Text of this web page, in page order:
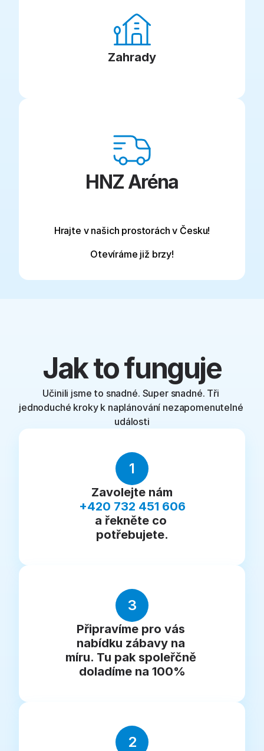
Zahrady
HNZ Aréna
Hrajte v našich prostorách v Česku!
Otevíráme již brzy!
Jak to funguje
Učinili jsme to snadné. Super snadné. Tři
jednoduché kroky k naplánování nezapomenutelné
události
1
Zavolejte nám
+420 732 451 606
a řekněte co
potřebujete.
3
Připravíme pro vás
nabídku zábavy na
míru. Tu pak spoleřčně
doladíme na 100%
2